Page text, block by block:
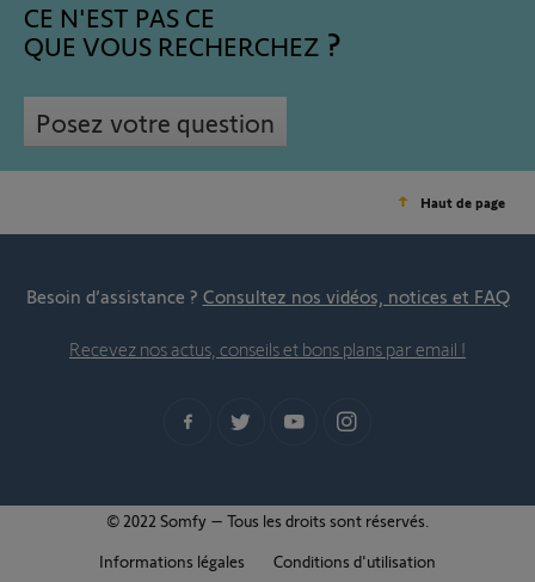
CE N'EST PAS CE
QUE VOUS RECHERCHEZ
Posez votre question
Haut de page
Besoin d’assistance ? Consultez nos vidéos, notices et FAQ
Recevez nos actus, conseils et bons plans par email !
© 2022 Somfy – Tous les droits sont réservés.
Informations légales
Conditions d'utilisation